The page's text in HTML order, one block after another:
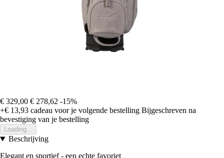
€ 329,00 € 278,62 -15%
+€ 13,93 cadeau voor je volgende bestelling Bijgeschreven na
bevestiging van je bestelling
Loading...
Beschrijving
Elegant en sportief - een echte favoriet